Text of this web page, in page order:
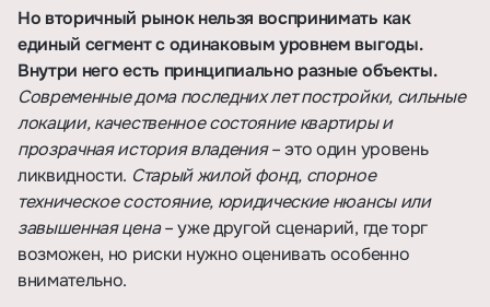
Но вторичный рынок нельзя воспринимать как
единый сегмент с одинаковым уровнем выгоды.
Внутри него есть принципиально разные объекты.
Современные дома последних лет постройки, сильные
локации, качественное состояние квартиры и
прозрачная история владения– это один уровень
ликвидности. Старый жилой фонд, спорное
техническое состояние, юридические нюансы или
завышенная цена– уже другой сценарий, где торг
возможен, но риски нужно оценивать особенно
внимательно.